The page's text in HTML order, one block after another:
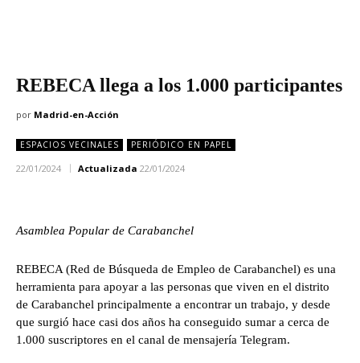
REBECA llega a los 1.000 participantes
por Madrid-en-Acción
ESPACIOS VECINALES PERIÓDICO EN PAPEL
22/01/2024 Actualizada 22/01/2024
Asamblea Popular de Carabanchel
REBECA (Red de Búsqueda de Empleo de Carabanchel) es una
herramienta para apoyar a las personas que viven en el distrito
de Carabanchel principalmente a encontrar un trabajo, y desde
que surgió hace casi dos años ha conseguido sumar a cerca de
1.000 suscriptores en el canal de mensajería Telegram.